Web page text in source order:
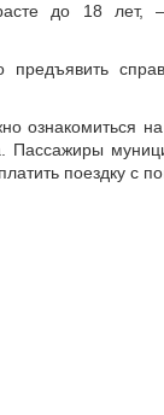
до 18 лет,
ознакомиться
Пассажиры
поездку с